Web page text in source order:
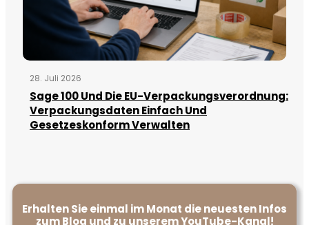
28. Juli 2026
Sage 100 Und Die EU-Verpackungsverordnung:
Verpackungsdaten Einfach Und
Gesetzeskonform Verwalten
Erhalten Sie einmal im Monat die neuesten Infos
zum Blog und zu unserem YouTube-Kanal!